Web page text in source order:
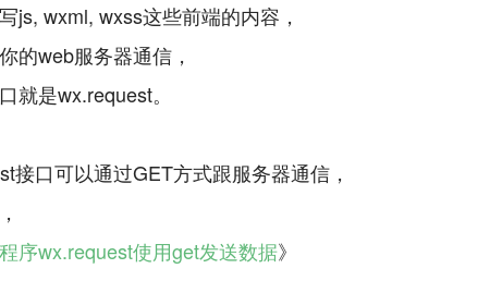
js, wxml, wxss这些前端的内容，
的web服务器通信，
就是wx.request。
序wx.request使用get发送数据》